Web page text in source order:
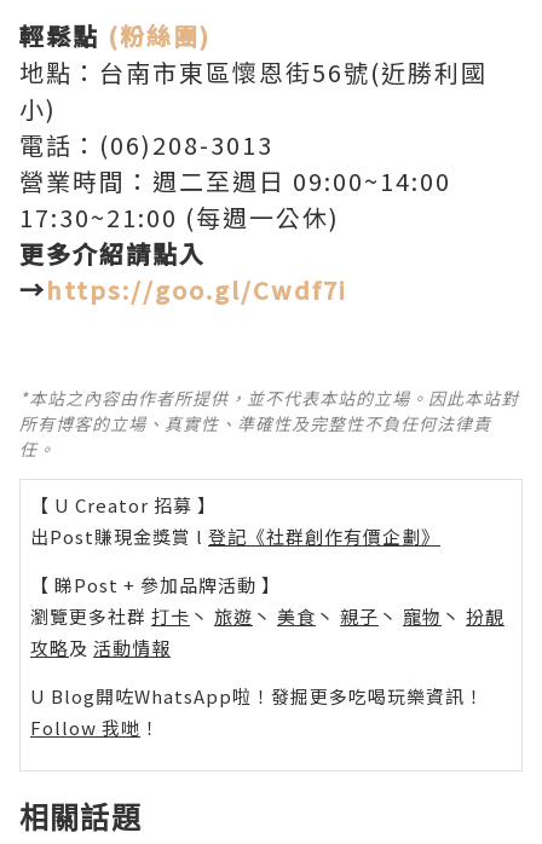
輕鬆點 (粉絲團)
地點：台南市東區懷恩街56號(近勝利國
小)
電話：(06)208-3013
營業時間：週二至週日 09:00~14:00
17:30~21:00 (每週一公休)
更多介紹請點入
→https://goo.gl/Cwdf7i
*本站之內容由作者所提供，並不代表本站的立場。因此本站對
所有博客的立場、真實性、準確性及完整性不負任何法律責
任。
【 U Creator 招募 】
出Post賺現金獎賞 l 登記《社群創作有價企劃》
【 睇Post + 參加品牌活動 】
瀏覽更多社群 打卡 丶 旅遊 丶 美食 丶 親子 丶 寵物 丶 扮靚
攻略及 活動情報
U Blog開咗WhatsApp啦！發掘更多吃喝玩樂資訊！
Follow 我哋 ！
相關話題